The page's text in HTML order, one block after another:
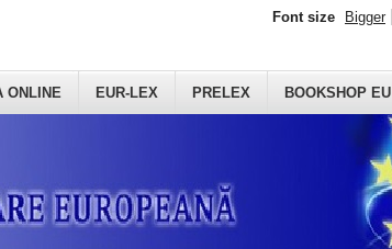
ONLINE EUR-LEX PRELEX BOOKSHOP EU
Font size Bigger